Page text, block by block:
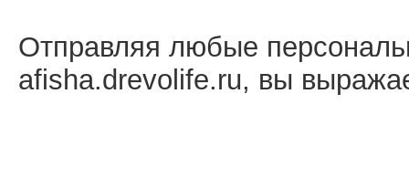
Отправляя любые
afisha.drevolife.ru, вы